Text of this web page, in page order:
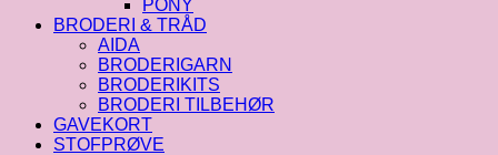
PONY
BRODERI & TRÅD
AIDA
BRODERIGARN
BRODERIKITS
BRODERI TILBEHØR
GAVEKORT
STOFPRØVE